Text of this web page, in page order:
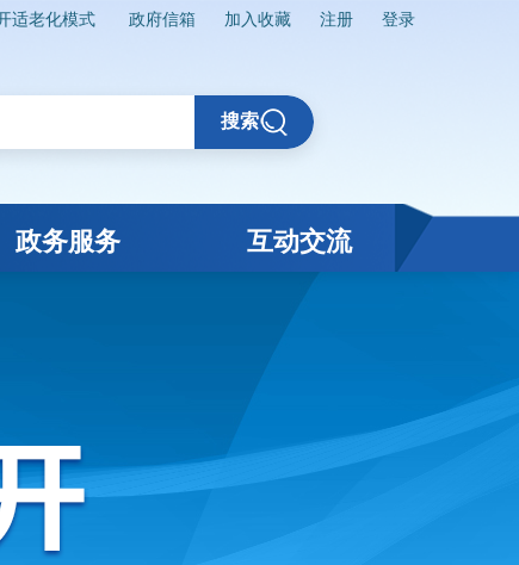
适老化模式 政府信箱 加入收藏 注册 登录
搜索
政务服务 互动交流